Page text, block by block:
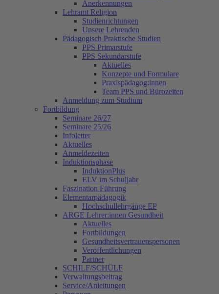
Anerkennungen
Lehramt Religion
Studienrichtungen
Unsere Lehrenden
Pädagogisch Praktische Studien
PPS Primarstufe
PPS Sekundarstufe
Aktuelles
Konzepte und Formulare
Praxispädagog:innen
Team PPS und Bürozeiten
Anmeldung zum Studium
Fortbildung
Seminare 26/27
Seminare 25/26
Infoletter
Aktuelles
Anmeldezeiten
Induktionsphase
InduktionPlus
ELV im Schuljahr
Faszination Führung
Elementarpädagogik
Hochschullehrgänge EP
ARGE Lehrer:innen Gesundheit
Aktuelles
Fortbildungen
Gesundheitsvertrauenspersonen
Veröffentlichungen
Partner
SCHILF/SCHÜLF
Verwaltungsbeitrag
Service/Anleitungen